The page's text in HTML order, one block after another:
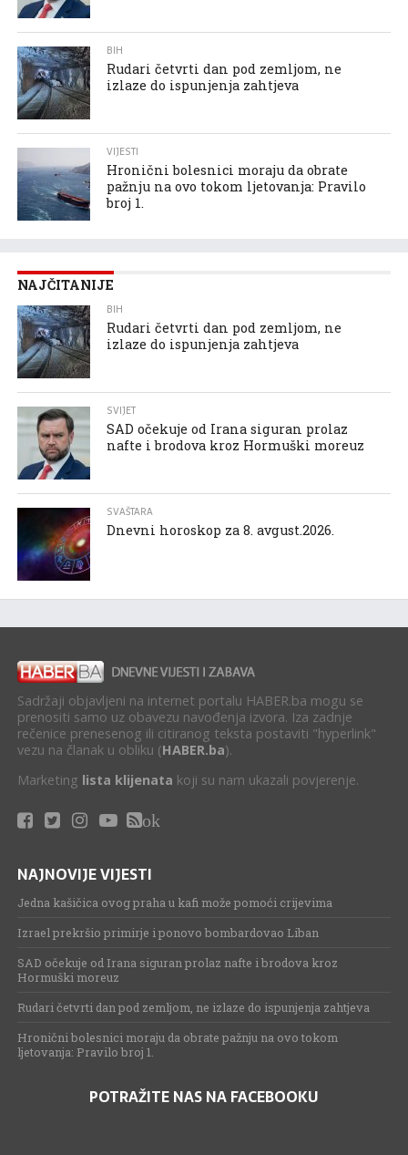
BIH
Rudari četvrti dan pod zemljom, ne
izlaze do ispunjenja zahtjeva
VIJESTI
Hronični bolesnici moraju da obrate
pažnju na ovo tokom ljetovanja: Pravilo
broj 1.
NAJČITANIJE
BIH
Rudari četvrti dan pod zemljom, ne
izlaze do ispunjenja zahtjeva
SVIJET
SAD očekuje od Irana siguran prolaz
nafte i brodova kroz Hormuški moreuz
SVAŠTARA
Dnevni horoskop za 8. avgust.2026.
Sadržaji objavljeni na internet portalu HABER.ba mogu se
prenositi samo uz obavezu navođenja izvora. Iza zadnje
rečenice prenesenog ili citiranog teksta postaviti "hyperlink"
vezu na članak u obliku (HABER.ba).
Marketing lista klijenata koji su nam ukazali povjerenje.
ok
NAJNOVIJE VIJESTI
Jedna kašičica ovog praha u kafi može pomoći crijevima
Izrael prekršio primirje i ponovo bombardovao Liban
SAD očekuje od Irana siguran prolaz nafte i brodova kroz
Hormuški moreuz
Rudari četvrti dan pod zemljom, ne izlaze do ispunjenja zahtjeva
Hronični bolesnici moraju da obrate pažnju na ovo tokom
ljetovanja: Pravilo broj 1.
POTRAŽITE NAS NA FACEBOOKU